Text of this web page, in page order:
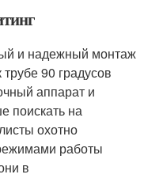
и надежный монтаж
90 градусов
аппарат и
поискать на
охотно
работы
в